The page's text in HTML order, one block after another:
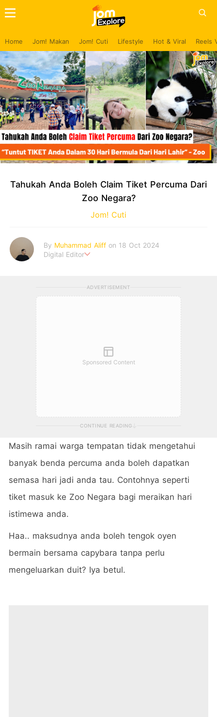
Home Jom! Makan Jom! Cuti Lifestyle Hot & Viral Reels
Tahukah Anda Boleh Claim Tiket Percuma Dari
Zoo Negara?
Jom! Cuti
By Muhammad Aliff on 18 Oct 2024
Digital Editor
ADVERTISEMENT
Sponsored Content
CONTINUE READING
Masih ramai warga tempatan tidak mengetahui
banyak benda percuma anda boleh dapatkan
semasa hari jadi anda tau. Contohnya seperti
tiket masuk ke Zoo Negara bagi meraikan hari
istimewa anda.
Haa.. maksudnya anda boleh tengok oyen
bermain bersama capybara tanpa perlu
mengeluarkan duit? Iya betul.